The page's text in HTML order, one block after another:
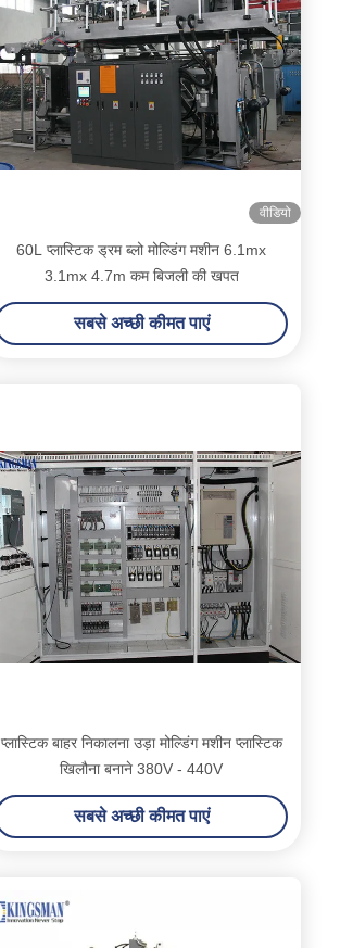
वीडियो
60L प्लास्टिक ड्रम ब्लो मोल्डिंग मशीन 6.1mx
3.1mx 4.7m कम बिजली की खपत
सबसे अच्छी कीमत पाएं
प्लास्टिक बाहर निकालना उड़ा मोल्डिंग मशीन प्लास्टिक
खिलौना बनाने 380V - 440V
सबसे अच्छी कीमत पाएं